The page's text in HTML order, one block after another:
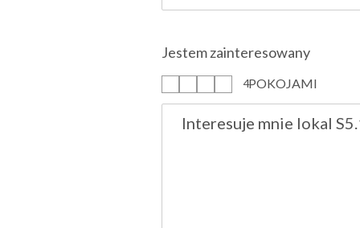
Jestem zainteresowany
4POKOJAMI